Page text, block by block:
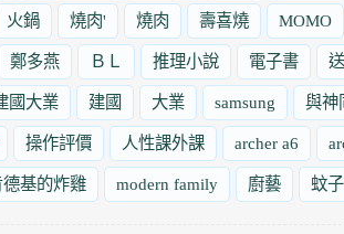
火鍋 燒肉' 燒肉 壽喜燒 MOMO
鄭多燕 ＢＬ 推理小說 電子書
國大業 建國 大業 samsung 與神
操作評價 人性課外課 archer a6
德基的炸雞 modern family 廚藝 蚊子